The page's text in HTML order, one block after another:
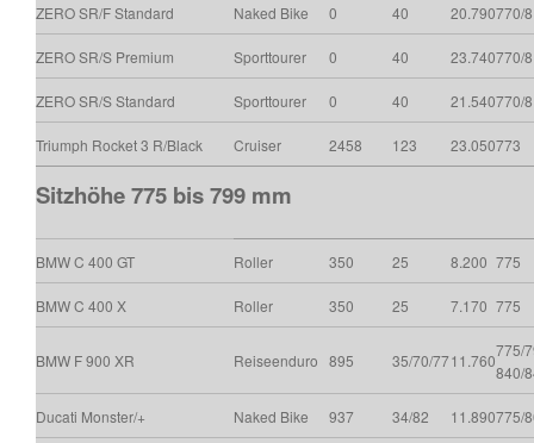
ZERO SR/F Standard Naked Bike 0 40 20.790770/
ZERO SR/S Premium Sporttourer 0 40 23.740770/
ZERO SR/S Standard Sporttourer 0 40 21.540770/
Triumph Rocket 3 R/Black Cruiser 2458 123 23.050773
Sitzhöhe 775 bis 799 mm
BMW C 400 GT Roller 350 25 8.200 775
BMW C 400 X Roller 350 25 7.170 775
BMW F 900 XR Reiseenduro 895 35/70/7711.760
775/
840/
Ducati Monster/+ Naked Bike 937 34/82 11.890775/